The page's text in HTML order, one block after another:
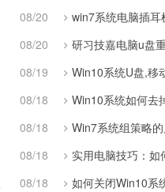
08/20
win7系统电脑插耳
08/20
研习技嘉电脑u盘
08/19
Win10系统U盘,移
08/18
Win10系统如何去
08/18
Win7系统组策略
08/18
实用电脑技巧：如何
08/18
如何关闭Win10系